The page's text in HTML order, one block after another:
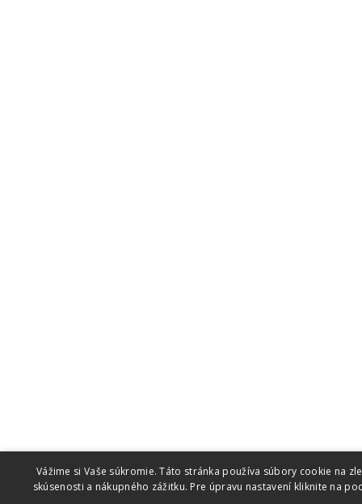
Vážime si Vaše súkromie. Táto stránka používa súbory cookie na
skúsenosti a nákupného zážitku. Pre úpravu nastavení kliknite na